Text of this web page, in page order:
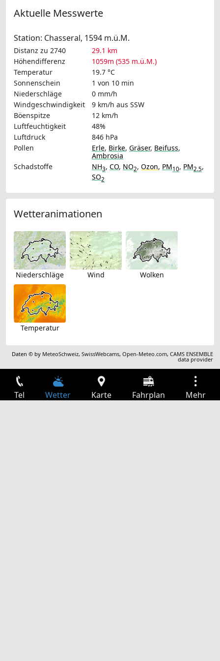
Aktuelle Messwerte
Station: Chasseral, 1594 m.ü.M.
Distanz zu 2740
29.1 km
Höhendifferenz
1059m (535 m.ü.M.)
Temperatur
19.7 °C
Sonnenschein
1 von 10 min
Niederschläge
0 mm/h
Windgeschwindigkeit
9 km/h aus SSW
Böenspitze
12 km/h
Luftfeuchtigkeit
48%
Luftdruck
846 hPa
Pollen
Erle, Birke, Gräser, Beifuss,
Ambrosia
Schadstoffe
NH3, CO, NO2, Ozon, PM10, PM2.5,
SO2
Wetteranimationen
Niederschläge Wind Wolken
Temperatur
Daten © by MeteoSchweiz,SwissWebcams,Open-Meteo.com,CAMS ENSEMBLE
data provider
Tel Wetter Karte Fahrplan Mehr